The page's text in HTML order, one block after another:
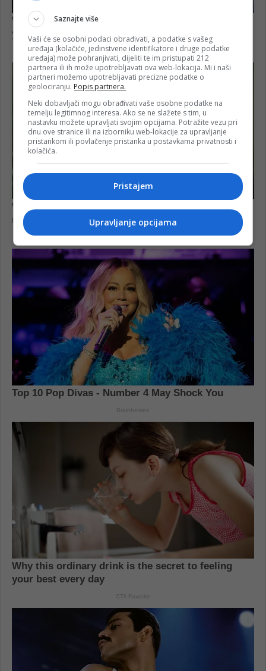
Saznajte više
Vaši će se osobni podaci obrađivati, a podatke s vašeg
uređaja (kolačiće, jedinstvene identifikatore i druge podatke
uređaja) može pohranjivati, dijeliti te im pristupati 212
partnera ili ih može upotrebljavati ova web-lokacija. Mi i naši
partneri možemo upotrebljavati precizne podatke o
geolociranju. Popis partnera.
Neki dobavljači mogu obrađivati vaše osobne podatke na
temelju legitimnog interesa. Ako se ne slažete s tim, u
nastavku možete upravljati svojim opcijama. Potražite vezu pri
dnu ove stranice ili na izborniku web-lokacije za upravljanje
pristankom ili povlačenje pristanka u postavkama privatnosti i
kolačića.
Pristajem
Upravljanje opcijama